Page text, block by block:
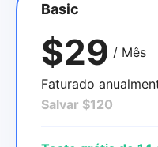
Basic
$29 / Mês
Faturado
Salvar $120